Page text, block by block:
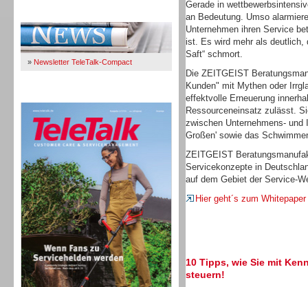
» Newsletter TeleTalk-Compact
TK- und ACD-Systeme
Gerade in
an Bedeutung. Umso
Unternehmen ihren Service
ist. Es wird mehr als deutlich,
Saft“ schmort.
Die ZEITGEIST
Kunden" mit Mythen oder
effektvolle Erneuerung
Ressourceneinsatz zulässt.
zwischen Unternehmens- und
Großen' sowie das
ZEITGEIST
Servicekonzepte in
auf dem Gebiet der Service-
Hier geht´s zum Whitepaper
10 Tipps, wie Sie mit
steuern!